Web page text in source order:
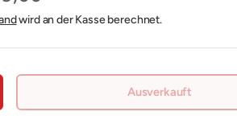
wird an der Kasse berechnet.
erhöhen Ausverkauft